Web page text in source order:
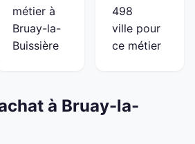
métier à
Bruay-la-
Buissière
498
ville pour
ce métier
à Bruay-la-